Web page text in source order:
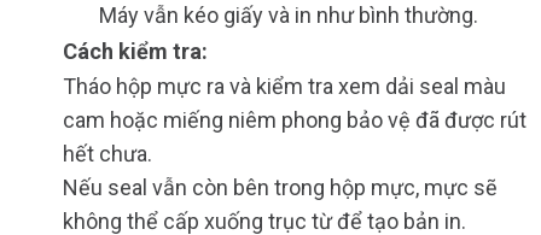
Máy vẫn kéo giấy và in như bình thường.
Cách kiểm tra:
Tháo hộp mực ra và kiểm tra xem dải seal màu
cam hoặc miếng niêm phong bảo vệ đã được rút
hết chưa.
Nếu seal vẫn còn bên trong hộp mực, mực sẽ
không thể cấp xuống trục từ để tạo bản in.